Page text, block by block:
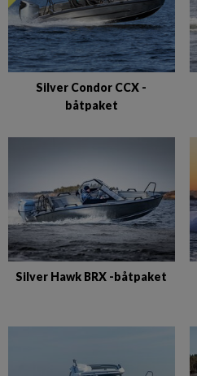
Silver Condor CCX -
båtpaket
Silver Hawk BRX -båtpaket